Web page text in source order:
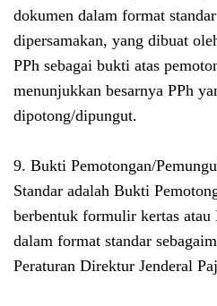
dokumen dalam format
dipersamakan, yang dibuat
PPh sebagai bukti atas
menunjukkan besarnya PPh
dipotong/dipungut.
9. Bukti Pemotongan/
Standar adalah Bukti
berbentuk formulir kertas
dalam format standar
Peraturan Direktur Jenderal